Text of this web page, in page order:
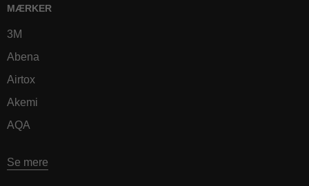
MÆRKER
3M
Abena
Airtox
Akemi
AQA
Se mere